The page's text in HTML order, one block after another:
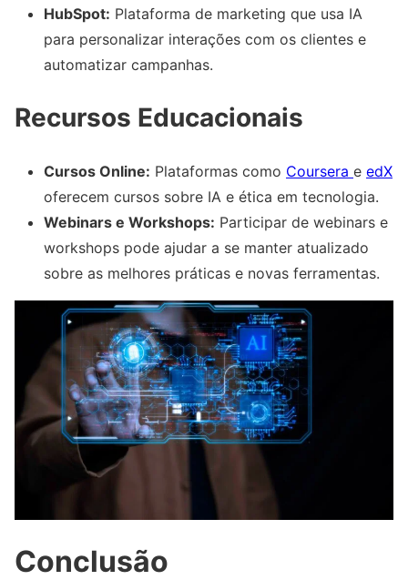
HubSpot: Plataforma de marketing que usa IA
para personalizar interações com os clientes e
automatizar campanhas.
Recursos Educacionais
Cursos Online: Plataformas como Coursera e edX
oferecem cursos sobre IA e ética em tecnologia.
Webinars e Workshops: Participar de webinars e
workshops pode ajudar a se manter atualizado
sobre as melhores práticas e novas ferramentas.
Conclusão